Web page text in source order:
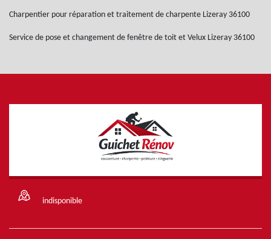
Charpentier pour réparation et traitement de charpente Lizeray 36100
Service de pose et changement de fenêtre de toit et Velux Lizeray 36100
indisponible